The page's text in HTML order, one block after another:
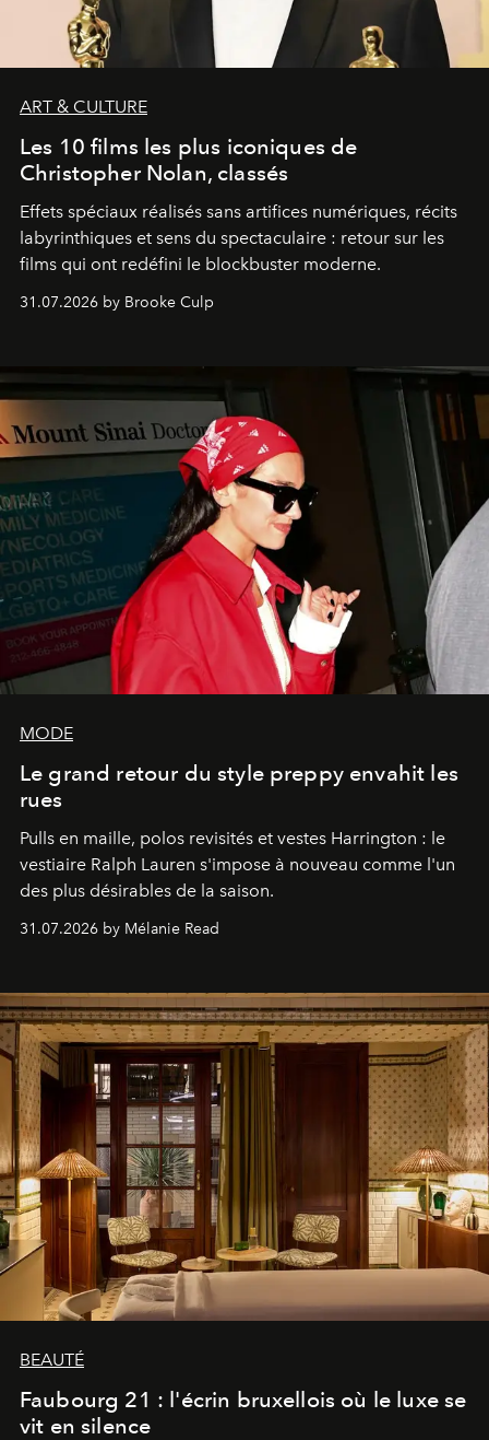
ART & CULTURE
Les 10 films les plus iconiques de
Christopher Nolan, classés
Effets spéciaux réalisés sans artifices numériques, récits
labyrinthiques et sens du spectaculaire : retour sur les
films qui ont redéfini le blockbuster moderne.
31.07.2026 by Brooke Culp
MODE
Le grand retour du style preppy envahit les
rues
Pulls en maille, polos revisités et vestes Harrington : le
vestiaire Ralph Lauren s'impose à nouveau comme l'un
des plus désirables de la saison.
31.07.2026 by Mélanie Read
BEAUTÉ
Faubourg 21 : l'écrin bruxellois où le luxe se
vit en silence